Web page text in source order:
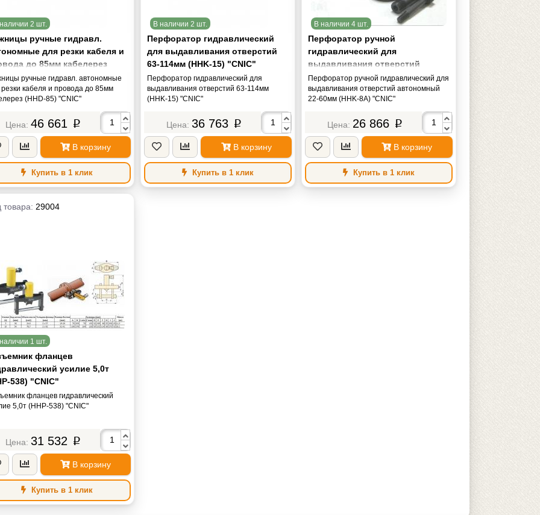
2 шт.
ручные гидравл.
для резки кабеля и
до 85мм кабелерез
85) "CNIC"
ручные гидравл. автономные
кабеля и провода до 85мм
(HHD-85) "CNIC"
46 661 p
В корзину
Купить в 1 клик
В наличии 2 шт.
Перфоратор гидравлический
для выдавливания отверстий
63-114мм (HHK-15) "CNIC"
Перфоратор гидравлический для
выдавливания отверстий 63-114мм
(HHK-15) "CNIC"
36 763 p
В корзину
Купить в 1 клик
В наличии 4 шт.
Перфоратор ручной
гидравлический для
выдавливания отверстий
автономный 22-60мм (HHK-8A)
"CNIC"
Перфоратор ручной гидравлический для
выдавливания отверстий автономный
22-60мм (HHK-8A) "CNIC"
26 866 p
В корзину
Купить в 1 клик
товара: 29004
1 шт.
фланцев
усилие 5,0т
538) "CNIC"
фланцев гидравлический
5,0т (HHP-538) "CNIC"
31 532 p
В корзину
Купить в 1 клик